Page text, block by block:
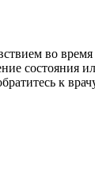
во
состояния
к